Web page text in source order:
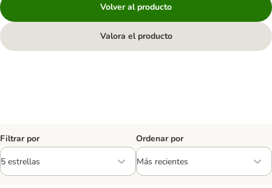
Volver al producto
Valora el producto
Filtrar por Ordenar por